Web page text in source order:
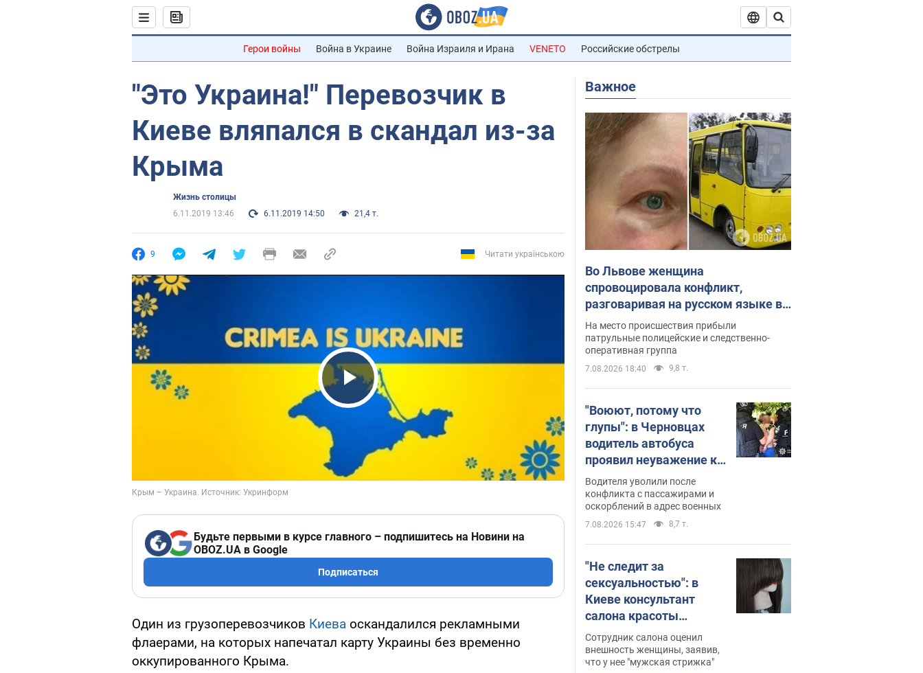
Герои войны Война в Украине Война Израиля и Ирана VENETO Российские обстрелы
"Это Украина!" Перевозчик в
Киеве вляпался в скандал из-за
Крыма
Жизнь столицы
6.11.2019 13:46
6.11.2019 14:50 21,4 т.
9 Читати українською
Play Video
Будьте первыми в курсе главного – подпишитесь на Новини на
OBOZ.UA в Google
Подписаться
Один из грузоперевозчиков Киева оскандалился рекламными
флаерами, на которых напечатал карту Украины без временно
оккупированного Крыма.
Важное
Во Львове женщина
спровоцировала конфликт,
разговаривая на русском языке в
маршрутке: полиция составила
административный протокол.
Видео
На место происшествия прибыли
патрульные полицейские и следственно-
оперативная группа
7.08.2026 18:40 9,8 т.
"Воюют, потому что
глупы": в Черновцах
водитель автобуса
проявил неуважение к
украинским военным и
поплатился за это.
Видео
Водителя уволили после
конфликта с пассажирами и
оскорблений в адрес военных
7.08.2026 15:47 8,7 т.
"Не следит за
сексуальностью": в
Киеве консультант
салона красоты
оскорбил женщину
после химиотерапии,
разгорелся скандал.
Сотрудник салона оценил
внешность женщины, заявив,
что у нее "мужская стрижка"